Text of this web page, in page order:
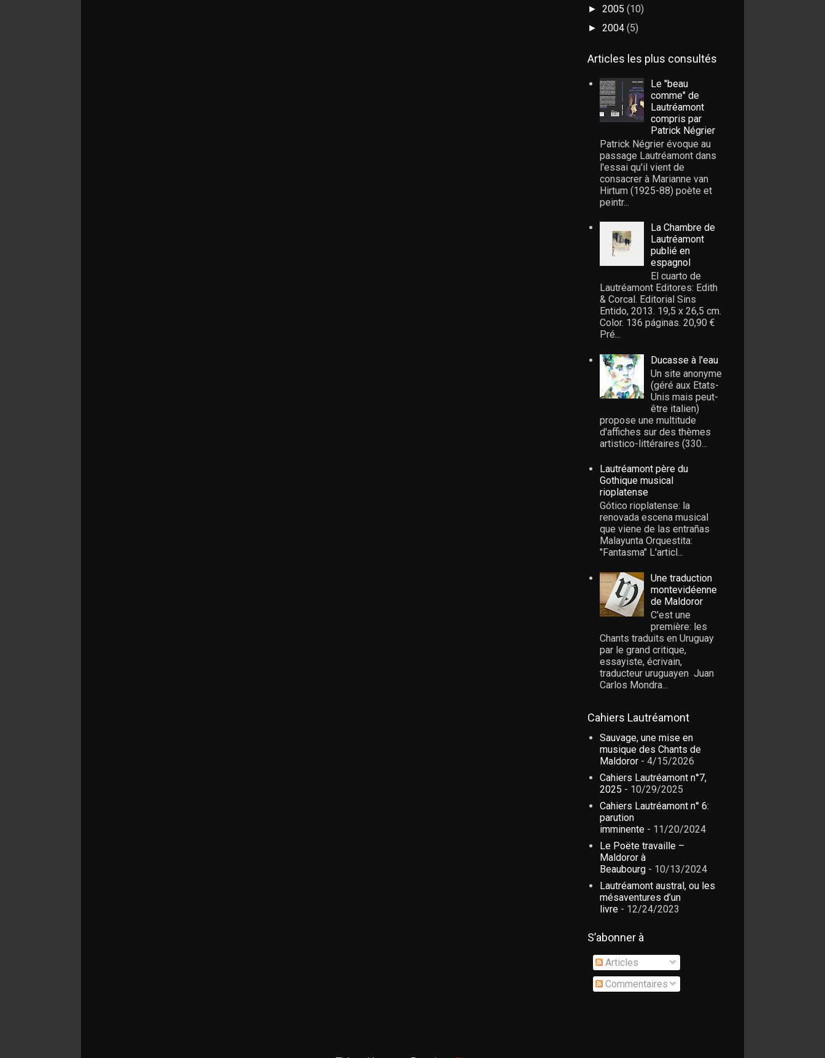
► 2005 (10)
► 2004 (5)
Articles les plus consultés
Le "beau
comme" de
Lautréamont
compris par
Patrick Négrier
Patrick Négrier évoque au
passage Lautréamont dans
l'essai qu'il vient de
consacrer à Marianne van
Hirtum (1925-88) poète et
peintr...
La Chambre de
Lautréamont
publié en
espagnol
El cuarto de
Lautréamont Editores: Edith
& Corcal. Editorial Sins
Entido, 2013. 19,5 x 26,5 cm.
Color. 136 páginas. 20,90 €
Pré...
Ducasse à l'eau
Un site anonyme
(géré aux Etats-
Unis mais peut-
être italien)
propose une multitude
d'affiches sur des thèmes
artistico-littéraires (330...
Lautréamont père du
Gothique musical
rioplatense
Gótico rioplatense: la
renovada escena musical
que viene de las entrañas
Malayunta Orquestita:
"Fantasma" L'articl...
Une traduction
montevidéenne
de Maldoror
C'est une
première: les
Chants traduits en Uruguay
par le grand critique,
essayiste, écrivain,
traducteur uruguayen Juan
Carlos Mondra...
Cahiers Lautréamont
Sauvage, une mise en
musique des Chants de
Maldoror - 4/15/2026
Cahiers Lautréamont n°7,
2025 - 10/29/2025
Cahiers Lautréamont n° 6:
parution
imminente - 11/20/2024
Le Poëte travaille –
Maldoror à
Beaubourg - 10/13/2024
Lautréamont austral, ou les
mésaventures d’un
livre - 12/24/2023
S’abonner à
Articles
Commentaires